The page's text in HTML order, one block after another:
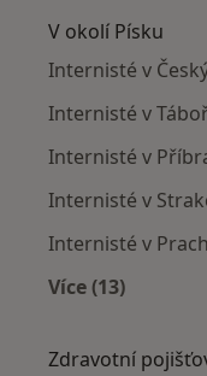
V okolí Písku
Internisté v
Internisté v
Internisté v
Internisté v
Internisté v
Více (13)
Zdravotní